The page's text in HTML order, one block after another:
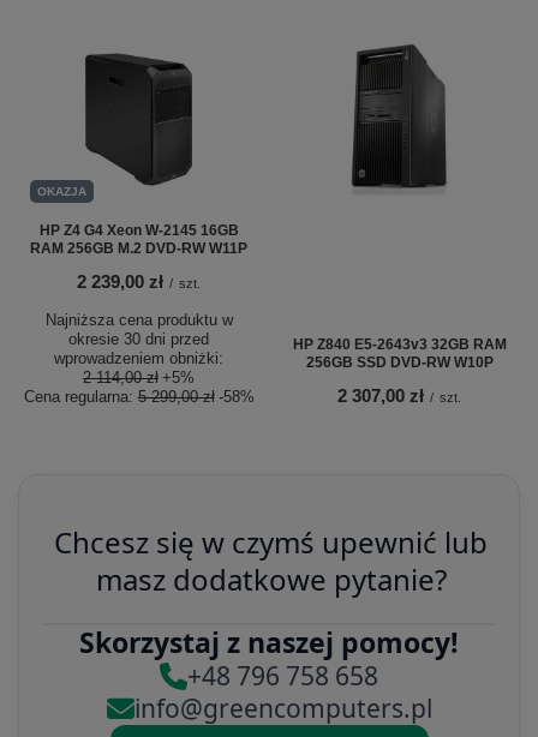
OKAZJA
HP Z4 G4 Xeon W-2145 16GB
RAM 256GB M.2 DVD-RW W11P
2 239,00 zł / szt.
Najniższa cena produktu w
okresie 30 dni przed
wprowadzeniem obniżki:
2 114,00 zł +5%
Cena regularna:5 299,00 zł -58%
HP Z840 E5-2643v3 32GB RAM
256GB SSD DVD-RW W10P
2 307,00 zł / szt.
Chcesz się w czymś upewnić lub
masz dodatkowe pytanie?
Skorzystaj z naszej pomocy!
+48 796 758 658
info@greencomputers.pl